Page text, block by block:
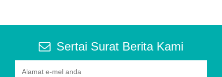
Sertai Surat Berita Kami